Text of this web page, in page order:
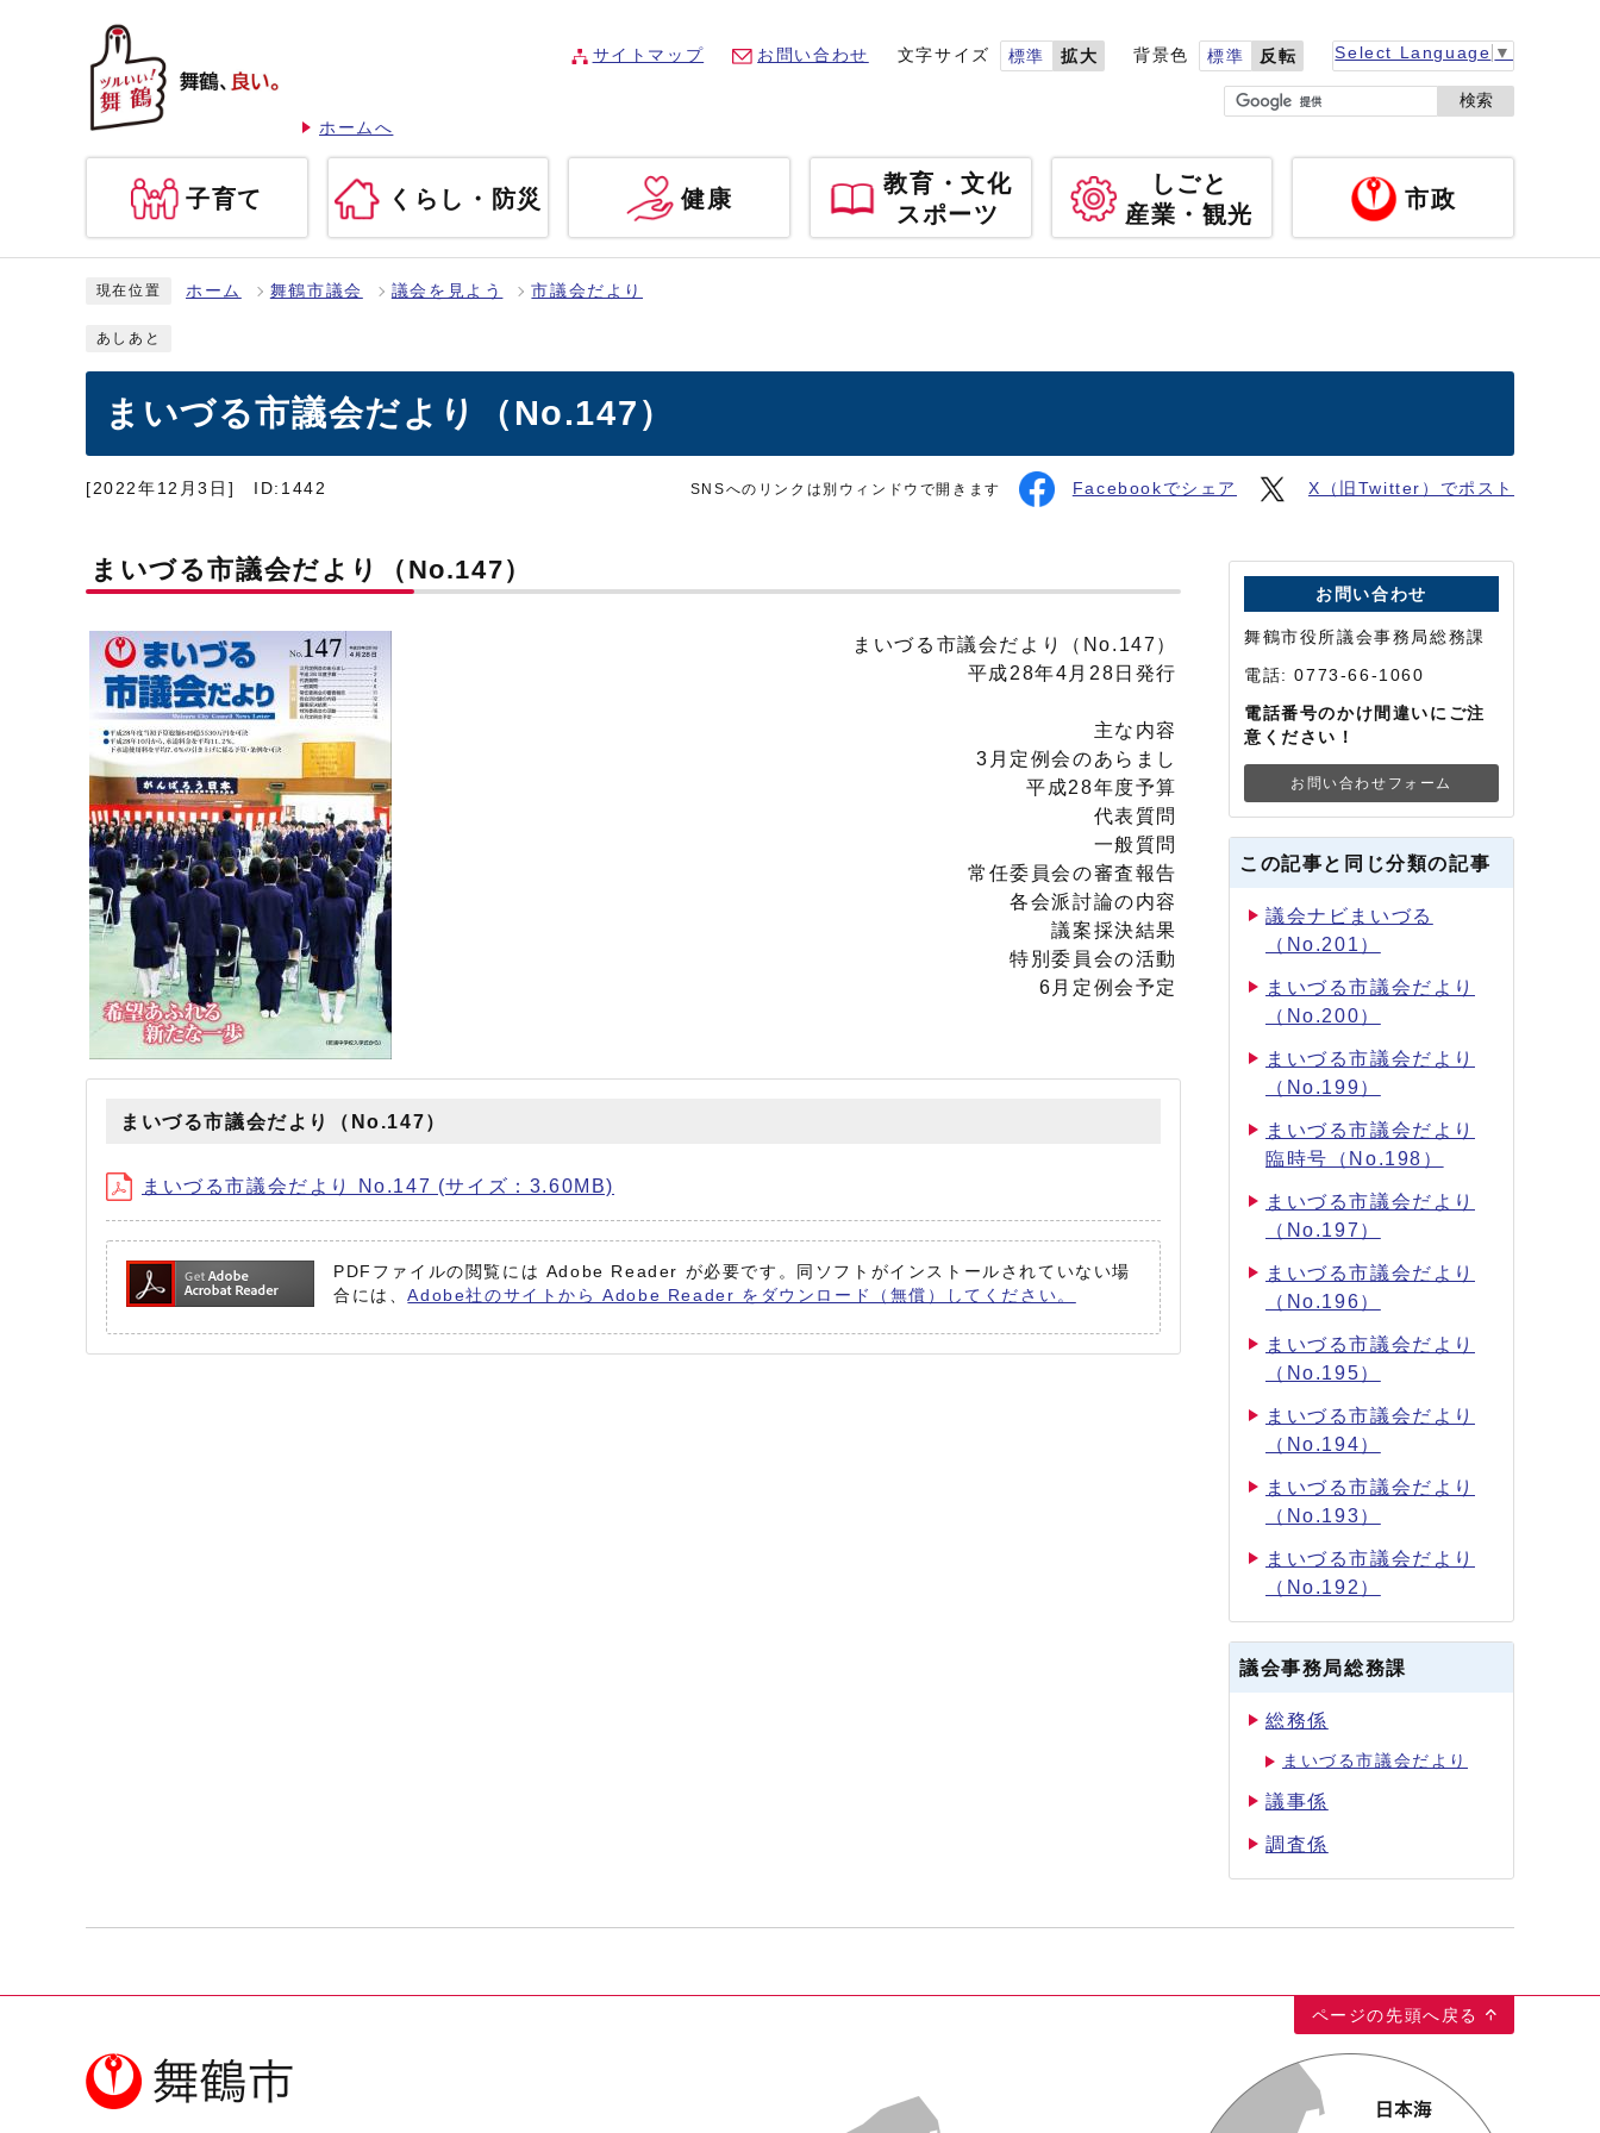
ホームへ
サイトマップ お問い合わせ 文字サイズ 標準 拡大 背景色 標準 反転 Select Language ▼
検索
子育て くらし・防災 健康
教育・文化
スポーツ
しごと
産業・観光
市政
現在位置 ホーム 舞鶴市議会 議会を見よう 市議会だより
あしあと
まいづる市議会だより（No.147）
[2022年12月3日] ID:1442 SNSへのリンクは別ウィンドウで開きます Facebookでシェア X（旧Twitter）でポスト
まいづる市議会だより（No.147）
まいづる市議会だより（No.147）
平成28年4月28日発行
主な内容
3月定例会のあらまし
平成28年度予算
代表質問
一般質問
常任委員会の審査報告
各会派討論の内容
議案採決結果
特別委員会の活動
6月定例会予定
まいづる市議会だより（No.147）
まいづる市議会だより No.147 (サイズ：3.60MB)
PDFファイルの閲覧には Adobe Reader が必要です。同ソフトがインストールされていない場
合には、Adobe社のサイトから Adobe Reader をダウンロード（無償）してください。
お問い合わせ
舞鶴市役所議会事務局総務課
電話: 0773-66-1060
電話番号のかけ間違いにご注
意ください！
お問い合わせフォーム
この記事と同じ分類の記事
議会ナビまいづる
（No.201）
まいづる市議会だより
（No.200）
まいづる市議会だより
（No.199）
まいづる市議会だより
臨時号（No.198）
まいづる市議会だより
（No.197）
まいづる市議会だより
（No.196）
まいづる市議会だより
（No.195）
まいづる市議会だより
（No.194）
まいづる市議会だより
（No.193）
まいづる市議会だより
（No.192）
議会事務局総務課
総務係
まいづる市議会だより
議事係
調査係
ページの先頭へ戻る